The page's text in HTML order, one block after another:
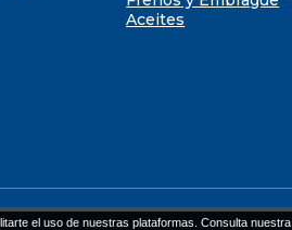
Aceites
el uso de nuestras plataformas. Consulta nuestra